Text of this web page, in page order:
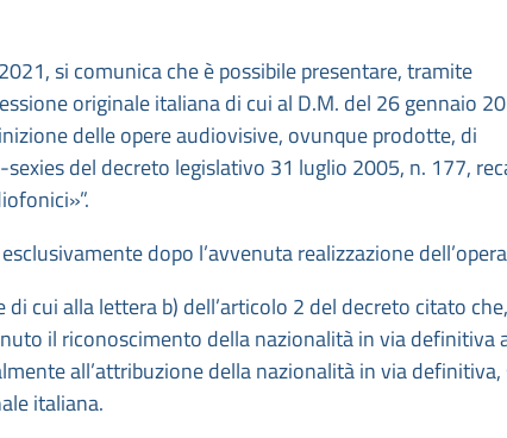
si comunica che è possibile presentare, tramite
originale italiana di cui al D.M. del 26 gennaio
delle opere audiovisive, ovunque prodotte, di
del decreto legislativo 31 luglio 2005, n. 177,
dopo l’avvenuta realizzazione
cui alla lettera b) dell’articolo 2 del decreto citato
il riconoscimento della nazionalità in via definitiva
all’attribuzione della nazionalità in via definitiva,
italiana.